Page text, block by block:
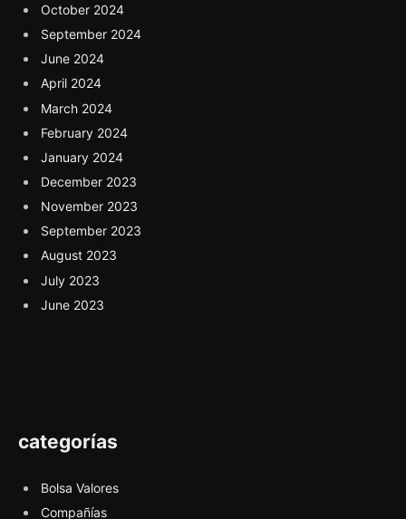
October 2024
September 2024
June 2024
April 2024
March 2024
February 2024
January 2024
December 2023
November 2023
September 2023
August 2023
July 2023
June 2023
categorías
Bolsa Valores
Compañías